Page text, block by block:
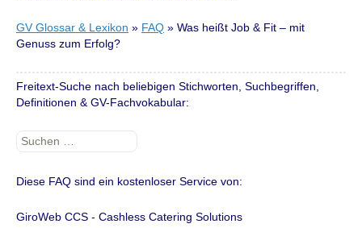
GV Glossar & Lexikon » FAQ » Was heißt Job & Fit – mit
Genuss zum Erfolg?
Freitext-Suche nach beliebigen Stichworten, Suchbegriffen,
Definitionen & GV-Fachvokabular:
Suchen
Diese FAQ sind ein kostenloser Service von:
GiroWeb CCS - Cashless Catering Solutions